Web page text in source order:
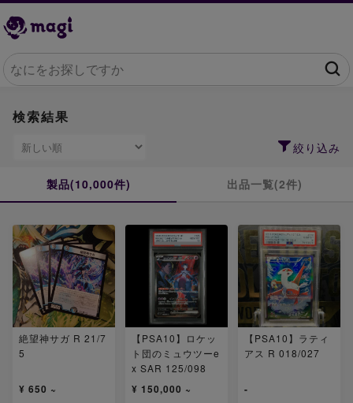
検索結果
絞り込み
製品(10,000件) 出品一覧(2件)
絶望神サガ R 21/7
5
¥ 650 ~
【PSA10】ロケッ
ト団のミュウツーe
x SAR 125/098
¥ 150,000 ~
【PSA10】ラティ
アス R 018/027
-